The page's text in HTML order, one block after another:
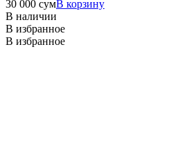
30 000 сумВ корзину
В наличии
В избранное
В избранное